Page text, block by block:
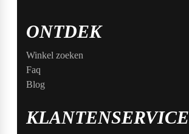
ONTDEK
Winkel zoeken
Faq
Blog
KLANTENSERVICE